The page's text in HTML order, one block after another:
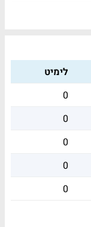
לימיט
0
0
0
0
0